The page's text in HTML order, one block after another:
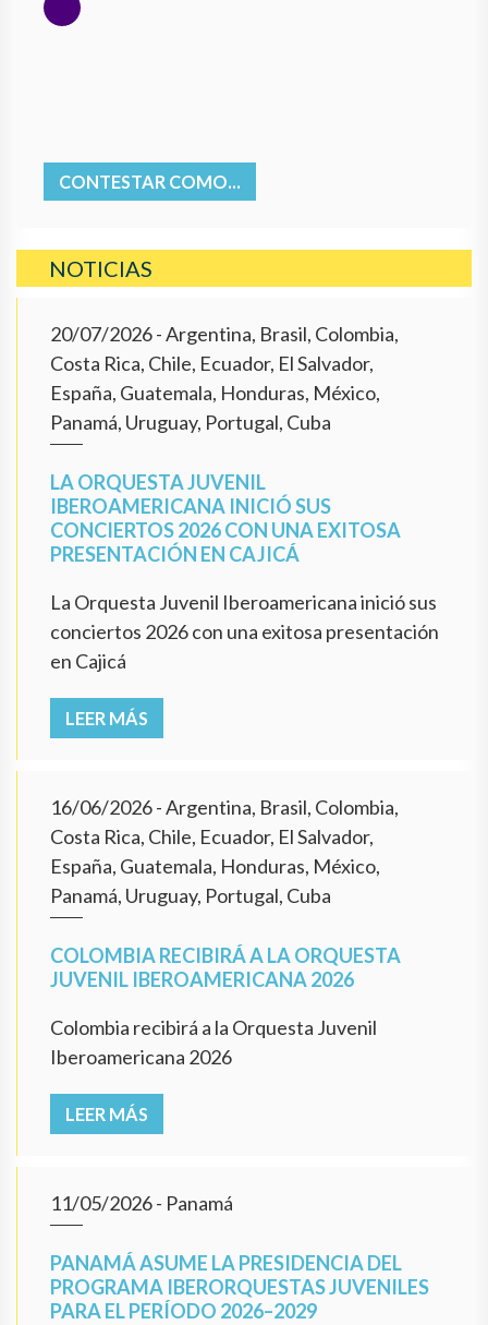
CONTESTAR COMO...
NOTICIAS
20/07/2026- Argentina, Brasil, Colombia,
Costa Rica, Chile, Ecuador, El Salvador,
España, Guatemala, Honduras, México,
Panamá, Uruguay, Portugal, Cuba
LA ORQUESTA JUVENIL
IBEROAMERICANA INICIÓ SUS
CONCIERTOS 2026 CON UNA EXITOSA
PRESENTACIÓN EN CAJICÁ
La Orquesta Juvenil Iberoamericana inició sus
conciertos 2026 con una exitosa presentación
en Cajicá
LEER MÁS
16/06/2026- Argentina, Brasil, Colombia,
Costa Rica, Chile, Ecuador, El Salvador,
España, Guatemala, Honduras, México,
Panamá, Uruguay, Portugal, Cuba
COLOMBIA RECIBIRÁ A LA ORQUESTA
JUVENIL IBEROAMERICANA 2026
Colombia recibirá a la Orquesta Juvenil
Iberoamericana 2026
LEER MÁS
11/05/2026- Panamá
PANAMÁ ASUME LA PRESIDENCIA DEL
PROGRAMA IBERORQUESTAS JUVENILES
PARA EL PERÍODO 2026–2029